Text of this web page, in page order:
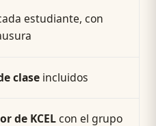
estudiante, con
claseincluidos
de KCELcon el grupo